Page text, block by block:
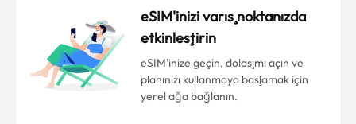
eSIM'inizi varış noktanızda
etkinleştirin
eSIM'inize geçin, dolaşımı açın ve
planınızı kullanmaya başlamak için
yerel ağa bağlanın.